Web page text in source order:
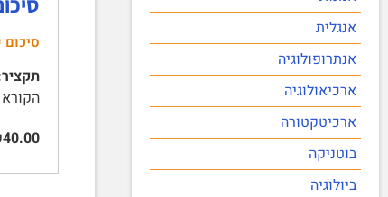
אנגלית
אנתרופולוגיה
ארכיאולוגיה
ארכיטקטורה
בוטניקה
ביולוגיה
סיכום
הקורא 3 | תכלית הקריאה 3 | קצב הקריאה 3 | מיומנויות ואסטרטגיות של קריאה 4 | רמות הבנה 4 | רמות תפקוד 4 | …